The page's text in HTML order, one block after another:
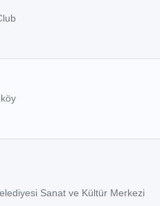
Sanat ve Kültür Merkezi